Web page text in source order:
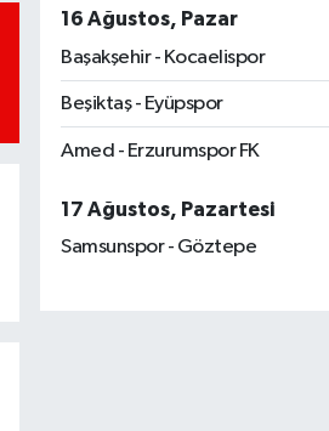
16 Ağustos, Pazar
Başakşehir - Kocaelispor
Beşiktaş - Eyüpspor
Amed - Erzurumspor FK
17 Ağustos, Pazartesi
Samsunspor - Göztepe